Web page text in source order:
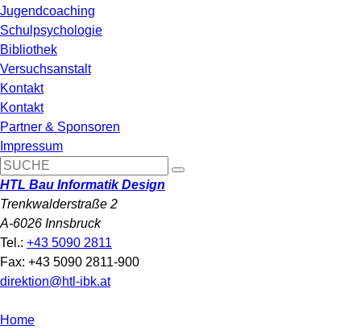
Jugendcoaching
Schulpsychologie
Bibliothek
Versuchsanstalt
Kontakt
Kontakt
Partner & Sponsoren
Impressum
HTL Bau Informatik Design
Trenkwalderstraße 2
A-6026 Innsbruck
Tel.: +43 5090 2811
Fax: +43 5090 2811-900
direktion@htl-ibk.at
Home